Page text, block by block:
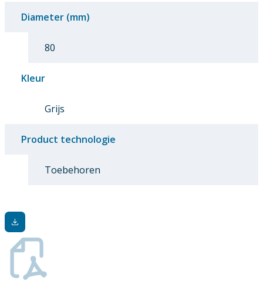
Diameter (mm)
80
Kleur
Grijs
Product technologie
Toebehoren